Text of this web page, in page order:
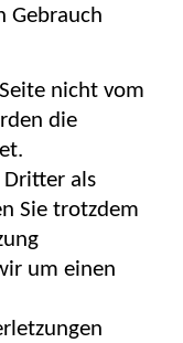
Gebrauch
nicht vom
die
Dritter als
Sie trotzdem
um einen